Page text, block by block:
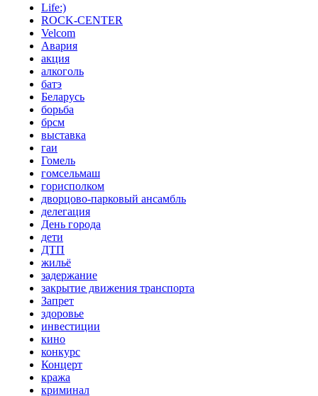
Life:)
ROCK-CENTER
Velcom
Авария
акция
алкоголь
батэ
Беларусь
борьба
брсм
выставка
гаи
Гомель
гомсельмаш
горисполком
дворцово-парковый ансамбль
делегация
День города
дети
ДТП
жильё
задержание
закрытие движения транспорта
Запрет
здоровье
инвестиции
кино
конкурс
Концерт
кража
криминал